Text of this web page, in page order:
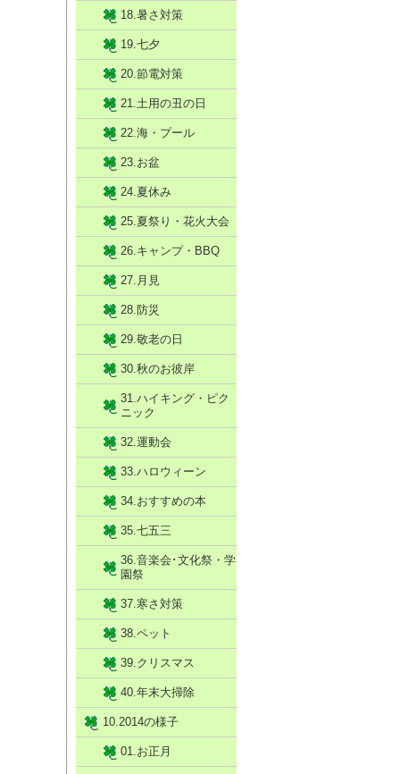
18.暑さ対策
19.七夕
20.節電対策
21.土用の丑の日
22.海・プール
23.お盆
24.夏休み
25.夏祭り・花火大会
26.キャンプ・BBQ
27.月見
28.防災
29.敬老の日
30.秋のお彼岸
31.ハイキング・ピク
ニック
32.運動会
33.ハロウィーン
34.おすすめの本
35.七五三
36.音楽会･文化祭・学
園祭
37.寒さ対策
38.ペット
39.クリスマス
40.年末大掃除
10.2014の様子
01.お正月